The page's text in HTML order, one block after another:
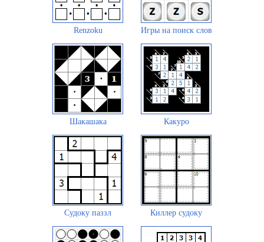
Renzoku Игры на поиск слов
Шакашака Какуро
Судоку паззл Киллер судоку